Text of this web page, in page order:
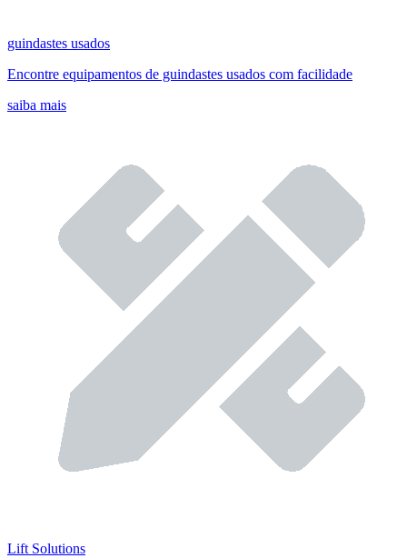
guindastes usados
Encontre equipamentos de guindastes usados com facilidade
saiba mais
Lift Solutions